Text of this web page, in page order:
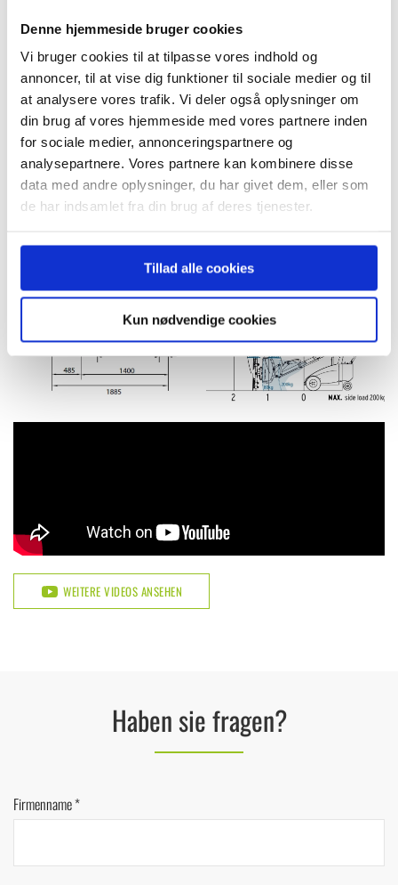
Denne hjemmeside bruger cookies
Vi bruger cookies til at tilpasse vores indhold og
annoncer, til at vise dig funktioner til sociale medier og til
at analysere vores trafik. Vi deler også oplysninger om
din brug af vores hjemmeside med vores partnere inden
for sociale medier, annonceringspartnere og
analysepartnere. Vores partnere kan kombinere disse
data med andre oplysninger, du har givet dem, eller som
de har indsamlet fra din brug af deres tjenester.
Tillad alle cookies
Kun nødvendige cookies
WEITERE VIDEOS ANSEHEN
Haben sie fragen?
Firmenname *